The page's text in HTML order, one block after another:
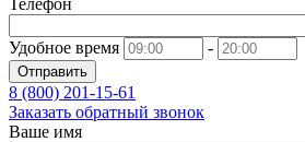
Телефон
Удобное время -
Отправить
8 (800) 201-15-61
Заказать обратный звонок
Ваше имя